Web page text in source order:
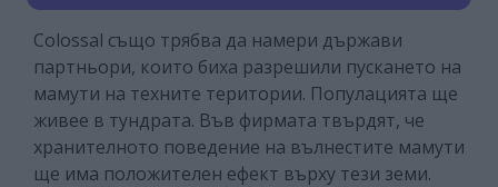
Colossal също трябва да намери държави
партньори, които биха разрешили пускането на
мамути на техните територии. Популацията ще
живее в тундрата. Във фирмата твърдят, че
хранителното поведение на вълнестите мамути
ще има положителен ефект върху тези земи.